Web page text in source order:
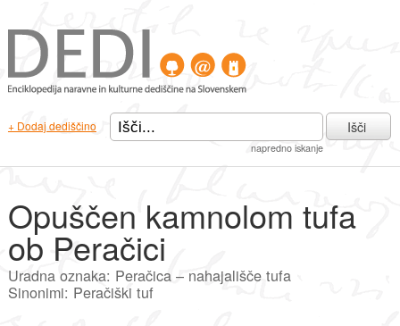
+ Dodaj dediščino
napredno iskanje
Išči
Opuščen kamnolom tufa
ob Peračici
Uradna oznaka: Peračica – nahajališče tufa
Sinonimi: Peračiški tuf